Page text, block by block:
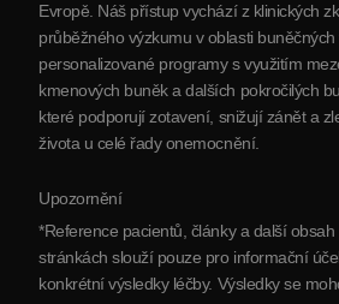
Partnerství
Kontaktujte nás
Evropě. Náš přístup vychází z klinických
průběžného výzkumu v oblasti
personalizované programy s využitím
kmenových buněk a dalších pokročilých
které podporují zotavení, snižují zánět a
života u celé řady onemocnění.
Upozornění
*Reference pacientů, články a další
stránkách slouží pouze pro informační
konkrétní výsledky léčby. Výsledky se